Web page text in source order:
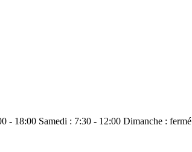
- 18:00 Samedi : 7:30 - 12:00 Dimanche : fermé